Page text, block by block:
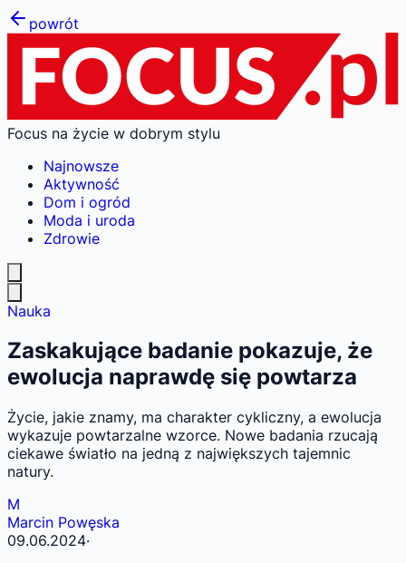
powrót
Focus na życie w dobrym stylu
Najnowsze
Aktywność
Dom i ogród
Moda i uroda
Zdrowie
Nauka
Zaskakujące badanie pokazuje, że
ewolucja naprawdę się powtarza
Życie, jakie znamy, ma charakter cykliczny, a ewolucja
wykazuje powtarzalne wzorce. Nowe badania rzucają
ciekawe światło na jedną z największych tajemnic
natury.
M
Marcin Powęska
09.06.2024·